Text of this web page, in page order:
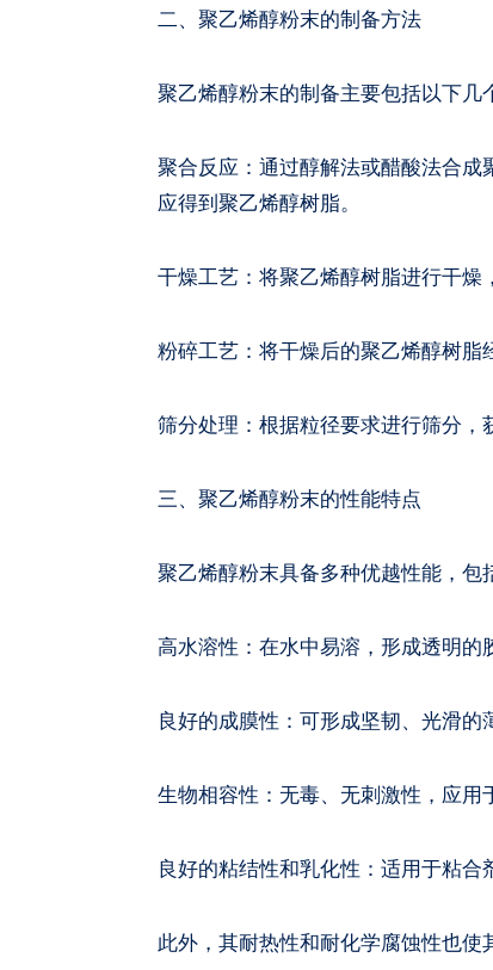
二、聚乙烯醇粉末的制备方法
聚乙烯醇粉末的制备主要包括以下几
聚合反应：通过醇解法或醋酸法合
应得到聚乙烯醇树脂。
干燥工艺：将聚乙烯醇树脂进行干燥
粉碎工艺：将干燥后的聚乙烯醇树脂
筛分处理：根据粒径要求进行筛分，
三、聚乙烯醇粉末的性能特点
聚乙烯醇粉末具备多种优越性能，包
高水溶性：在水中易溶，形成透明的
良好的成膜性：可形成坚韧、光滑的
生物相容性：无毒、无刺激性，应用
良好的粘结性和乳化性：适用于粘合
此外，其耐热性和耐化学腐蚀性也使